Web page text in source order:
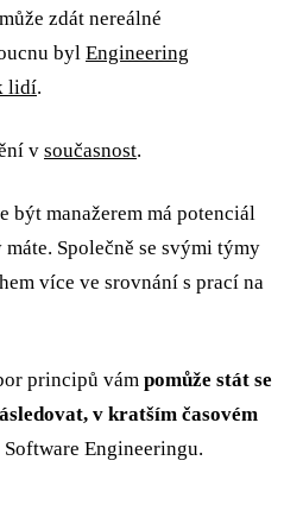
zdát nereálné
byl Engineering
lidí.
v současnost.
být manažerem má potenciál
Společně se svými týmy
více ve srovnání s prací na
principů vám pomůže stát se
v kratším časovém
Software Engineeringu.